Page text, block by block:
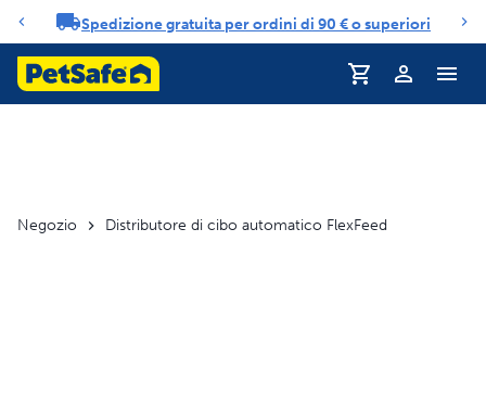
Carosello di notificheSpedizione gratuita per ordini di 90 € o superiori
Profilo
Negozio Distributore di cibo automatico FlexFeed